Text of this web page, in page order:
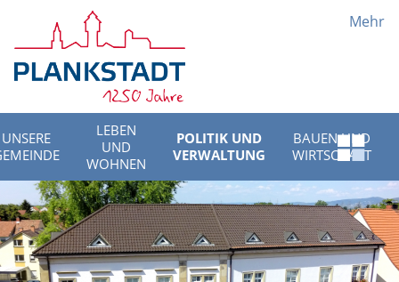
Mehr
UNSERE
LEBEN
UND
WOHNEN
POLITIK UND
VERWALTUNG
BAUEN UND
WIRTSCHAFT
Menü
öffnen